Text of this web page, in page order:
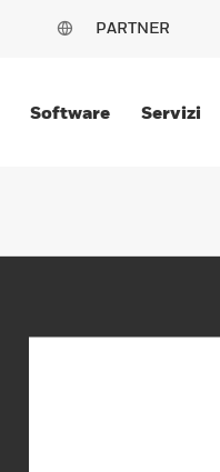
PARTNER
Software Servizi